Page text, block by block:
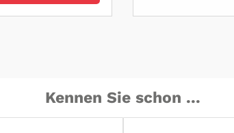
Kennen Sie schon ...